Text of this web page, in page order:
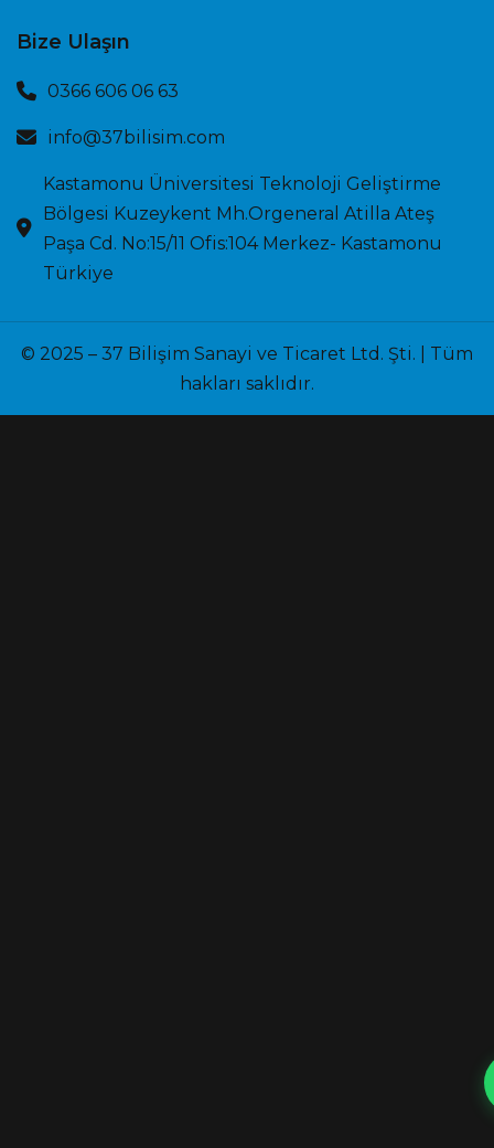
Bize Ulaşın
0366 606 06 63
info@37bilisim.com
Kastamonu Üniversitesi Teknoloji Geliştirme
Bölgesi Kuzeykent Mh.Orgeneral Atilla Ateş
Paşa Cd. No:15/11 Ofis:104 Merkez- Kastamonu
Türkiye
© 2025 – 37 Bilişim Sanayi ve Ticaret Ltd. Şti. | Tüm
hakları saklıdır.